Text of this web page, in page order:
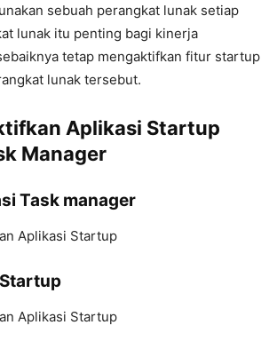
sebuah perangkat lunak setiap
lunak itu penting bagi kinerja
tetap mengaktifkan fitur startup
lunak tersebut.
Aplikasi Startup
Manager
Task manager
Startup